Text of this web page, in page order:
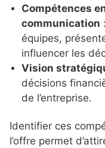
Compétences
communication
équipes,
influencer les
Vision
décisions
de l’entreprise.
Identifier ces
l’offre permet